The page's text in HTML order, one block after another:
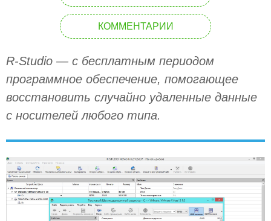
КОММЕНТАРИИ
R-Studio — с бесплатным периодом
программное обеспечение, помогающее
восстановить случайно удаленные данные
с носителей любого типа.